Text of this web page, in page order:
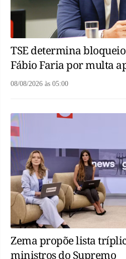
TSE determina
Fábio Faria por multa
08/08/2026 às 05:00
Zema propõe lista
ministros do Supremo